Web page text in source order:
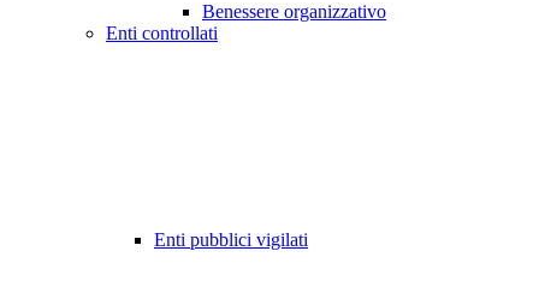
Benessere organizzativo
Enti controllati
Enti pubblici vigilati